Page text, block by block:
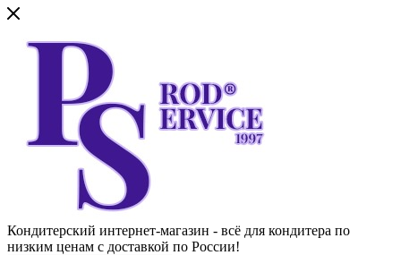
Кондитерский интернет-магазин - всё для кондитера по
низким ценам с доставкой по России!